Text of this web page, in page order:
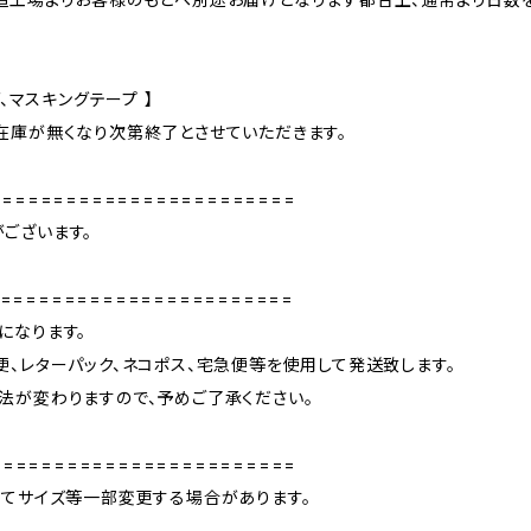
マスキングテープ 】
が無くなり次第終了とさせていただきます。
ざいます。
ります。
レターパック、ネコポス、宅急便等を使用して発送致します。
変わりますので、予めご了承ください。
サイズ等一部変更する場合があります。